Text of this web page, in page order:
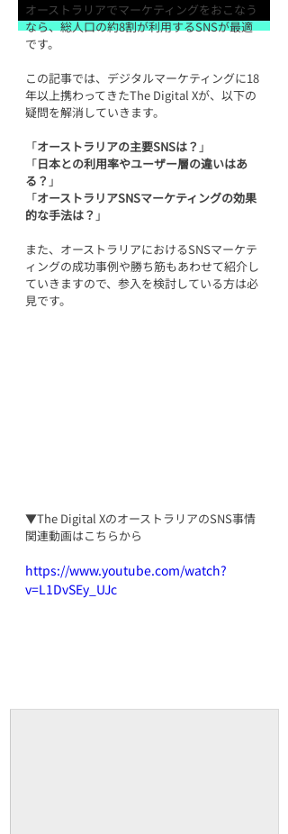
オーストラリアでマーケティングをおこなう
なら、総人口の約8割が利用するSNSが最適
です。
この記事では、デジタルマーケティングに18
年以上携わってきたThe Digital Xが、以下の
疑問を解消していきます。
「オーストラリアの主要SNSは？ 」
「日本との利用率やユーザー層の違いはあ
る？ 」
「オーストラリアSNSマーケティングの効果
的な手法は？ 」
また、オーストラリアにおけるSNSマーケテ
ィングの成功事例や勝ち筋もあわせて紹介し
ていきますので、参入を検討している方は必
見です。
▼The Digital XのオーストラリアのSNS事情
関連動画はこちらから
https://www.youtube.com/watch?
v=L1DvSEy_UJc